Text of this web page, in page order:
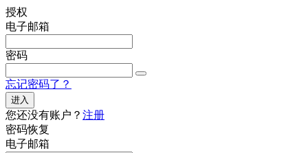
授权
电子邮箱
密码
忘记密码了？
进入
您还没有账户？ 注册
密码恢复
电子邮箱